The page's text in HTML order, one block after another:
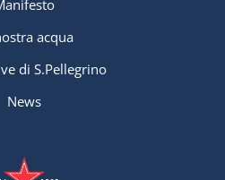
acqua
di S.Pellegrino
News